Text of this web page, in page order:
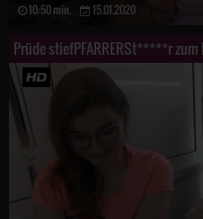
10:50 min. 15.01.2020